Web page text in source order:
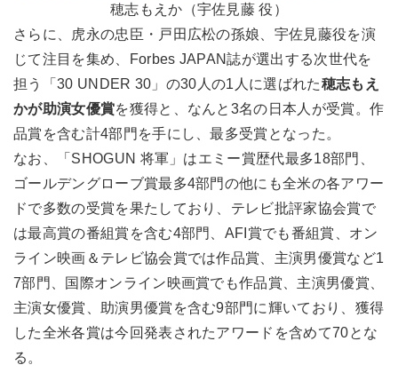
穂志もえか（宇佐見藤 役）
さらに、虎永の忠臣・戸田広松の孫娘、宇佐見藤役を演
じて注目を集め、Forbes JAPAN誌が選出する次世代を
担う「30 UNDER 30」の30人の1人に選ばれた穂志もえ
かが助演女優賞を獲得と、なんと3名の日本人が受賞。作
品賞を含む計4部門を手にし、最多受賞となった。
なお、「SHOGUN 将軍」はエミー賞歴代最多18部門、
ゴールデングローブ賞最多4部門の他にも全米の各アワー
ドで多数の受賞を果たしており、テレビ批評家協会賞で
は最高賞の番組賞を含む4部門、AFI賞でも番組賞、オン
ライン映画＆テレビ協会賞では作品賞、主演男優賞など1
7部門、国際オンライン映画賞でも作品賞、主演男優賞、
主演女優賞、助演男優賞を含む9部門に輝いており、獲得
した全米各賞は今回発表されたアワードを含めて70とな
る。